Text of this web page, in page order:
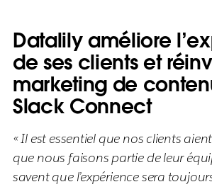
Datalily améliore
de ses clients et
marketing de
Slack Connect
« Il est essentiel que nos clients
que nous faisons partie de leur
savent que l’expérience sera